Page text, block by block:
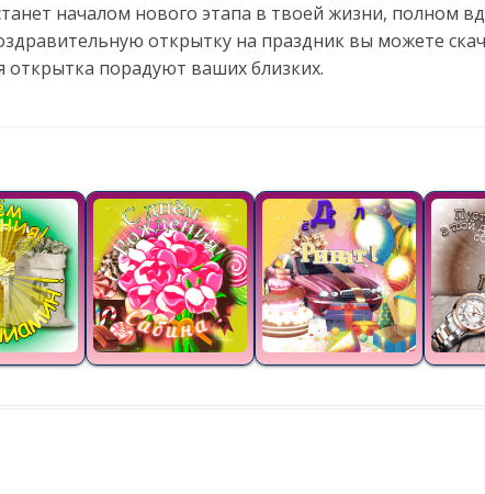
началом нового этапа в твоей жизни, полном
открытку на праздник вы можете
открытка порадуют ваших близких.